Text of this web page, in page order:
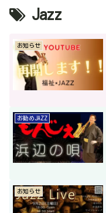
Jazz
お知らせ
お勧めJAZZ
お知らせ